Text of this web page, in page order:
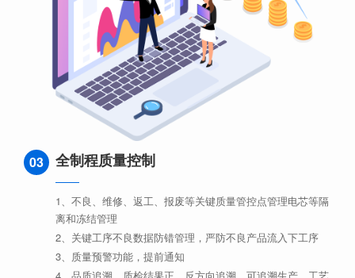
03 全制程质量控制
1、不良、维修、返工、报废等关键质量管控点管理电芯等隔
离和冻结管理
2、关键工序不良数据防错管理，严防不良产品流入下工序
3、质量预警功能，提前通知